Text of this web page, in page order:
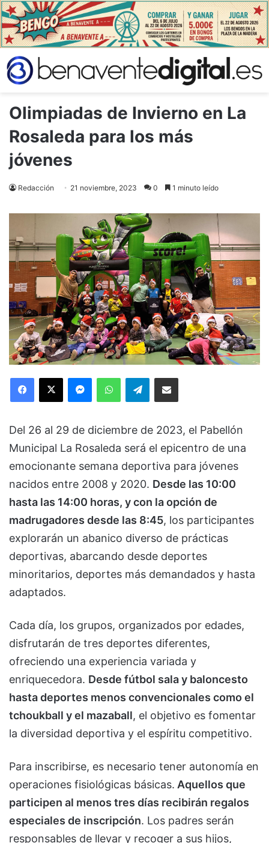
Olimpiadas de Invierno en La
Rosaleda para los más
jóvenes
Redacción 21 noviembre, 2023 0 1 minuto leído
Facebook
X MessengerWhatsAppTelegramCompartir via Email
Del 26 al 29 de diciembre de 2023, el Pabellón
Municipal La Rosaleda será el epicentro de una
emocionante semana deportiva para jóvenes
nacidos entre 2008 y 2020. Desde las 10:00
hasta las 14:00 horas, y con la opción de
madrugadores desde las 8:45, los participantes
explorarán un abanico diverso de prácticas
deportivas, abarcando desde deportes
minoritarios, deportes más demandados y hasta
adaptados.
Cada día, los grupos, organizados por edades,
disfrutarán de tres deportes diferentes,
ofreciendo una experiencia variada y
enriquecedora. Desde fútbol sala y baloncesto
hasta deportes menos convencionales como el
tchoukball y el mazaball, el objetivo es fomentar
la diversidad deportiva y el espíritu competitivo.
Para inscribirse, es necesario tener autonomía en
operaciones fisiológicas básicas. Aquellos que
participen al menos tres días recibirán regalos
especiales de inscripción. Los padres serán
responsables de llevar y recoger a sus hijos,